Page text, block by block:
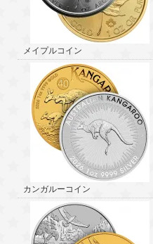
メイプルコイン
カンガルーコイン